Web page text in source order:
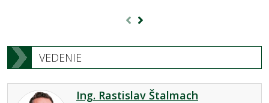
VEDENIE
Ing. Rastislav Štalmach